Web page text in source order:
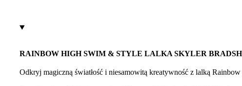
RAINBOW HIGH SWIM & STYLE LALKA SKYLER
Odkryj magiczną światłość i niesamowitą kreatywność z lalką